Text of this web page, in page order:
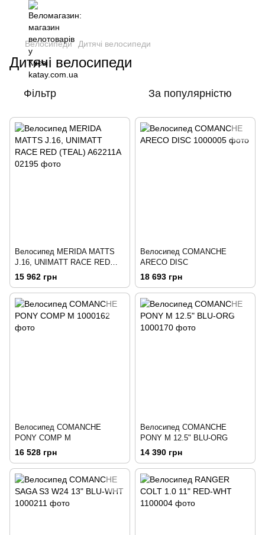
Велосипеди Дитячі велосипеди
Дитячі велосипеди
Фільтр За популярністю
Велосипед MERIDA MATTS
J.16, UNIMATT RACE RED
(TEAL)
15 962 грн
Велосипед COMANCHE
ARECO DISC
18 693 грн
Велосипед COMANCHE
PONY COMP M
16 528 грн
Велосипед COMANCHE
PONY M 12.5" BLU-ORG
14 390 грн